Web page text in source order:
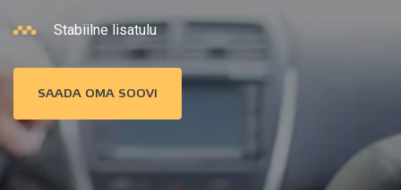
Stabiilne lisatulu
SAADA OMA SOOVI